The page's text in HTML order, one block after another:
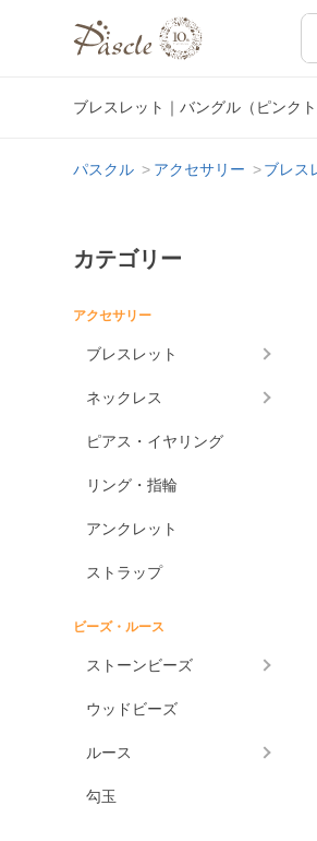
ブレスレット｜バングル（ピンク
パスクル アクセサリー ブレス
カテゴリー
アクセサリー
ブレスレット
ネックレス
ピアス・イヤリング
リング・指輪
アンクレット
ストラップ
ビーズ・ルース
ストーンビーズ
ウッドビーズ
ルース
勾玉